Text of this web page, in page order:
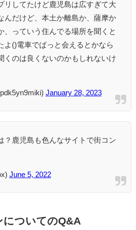
リしてたけど鹿児島は広すぎて大
んだけど、本土か離島か、薩摩か
、っていう住んでる場所を聞くと
よ()電車でぱっと会えるとかなら
くのは良くないのかもしれないけ
January 28, 2023
？鹿児島も色んなサイトで街コン
June 5, 2022
についてのQ&A